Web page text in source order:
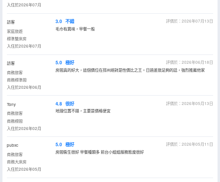
入住於2026年07月
訪客
家庭旅遊
標準雙床房
入住於2026年07月
3.0 不錯
評價於：2026年07月13日
毛巾有異味，早餐一般
訪客
商務旅客
商務標準間
入住於2026年06月
5.0 極好
評價於：2026年06月18日
房間真的好大，這個價位在邳州絕對是性價比之王。日過差旅足夠的話，強烈推薦他家
Tony
商務旅客
商務標間
入住於2026年02月
4.8 很好
評價於：2026年05月13日
地理位置不錯，主要是價格便宜
pubxc
商務旅客
商務大床房
入住於2026年05月
5.0 極好
評價於：2026年05月11日
房間衞生很好 早餐種類多 前台小姐姐服務態度很好